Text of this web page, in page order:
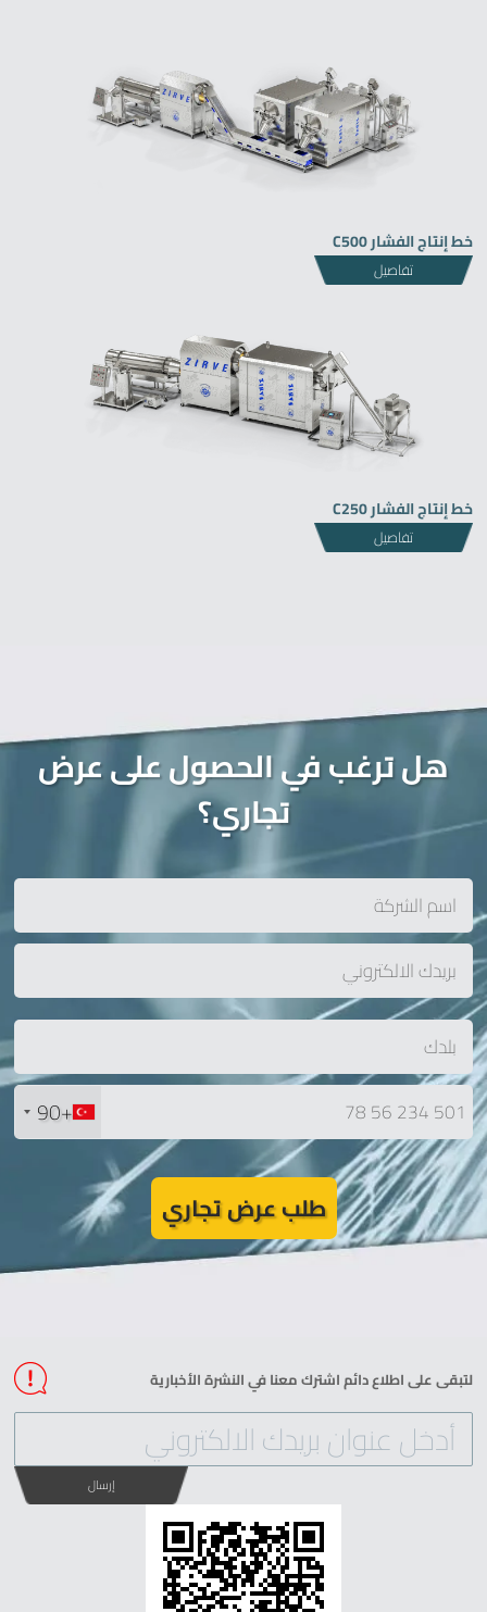
خط إنتاج الفشار C500
تفاصيل
خط إنتاج الفشار C250
تفاصيل
هل ترغب في الحصول على عرض
تجاري؟
+90
طلب عرض تجاري
Zirve Extrussion
لتبقى على اطلاع دائم اشترك معنا في النشرة الأخبارية
إرسال